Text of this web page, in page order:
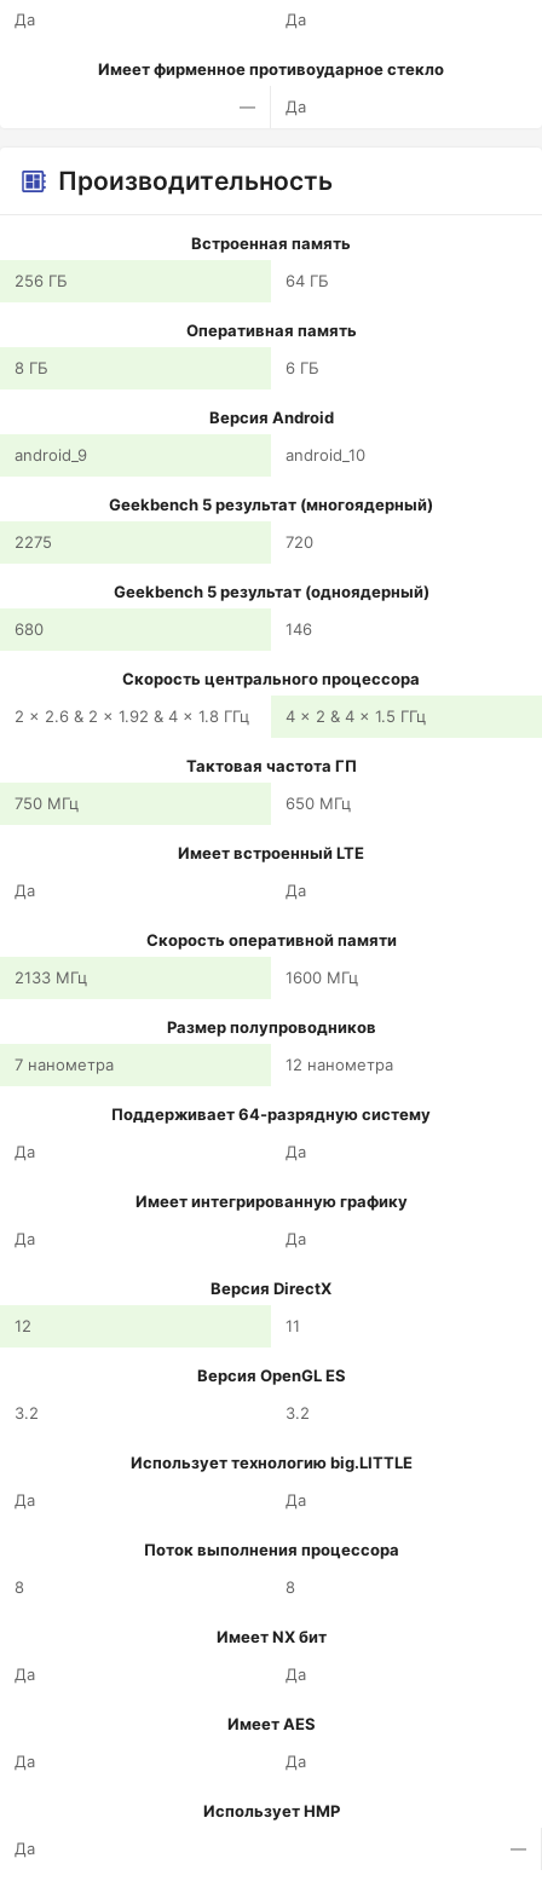
Да Да
Имеет фирменное противоударное стекло
—
Да
Производительность
Встроенная память
256 ГБ
64 ГБ
Оперативная память
8 ГБ
6 ГБ
Версия Android
android_9
android_10
Geekbench 5 результат (многоядерный)
2275
720
Geekbench 5 результат (одноядерный)
680
146
Скорость центрального процессора
2 x 2.6 & 2 x 1.92 & 4 x 1.8 ГГц
4 x 2 & 4 x 1.5 ГГц
Тактовая частота ГП
750 МГц
650 МГц
Имеет встроенный LTE
Да
Да
Скорость оперативной памяти
2133 МГц
1600 МГц
Размер полупроводников
7 нанометра
12 нанометра
Поддерживает 64-разрядную систему
Да
Да
Имеет интегрированную графику
Да
Да
Версия DirectX
12
11
Версия OpenGL ES
3.2
3.2
Использует технологию big.LITTLE
Да
Да
Поток выполнения процессора
8
8
Имеет NX бит
Да
Да
Имеет AES
Да
Да
Использует HMP
Да
—